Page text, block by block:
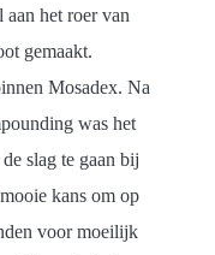
het roer van
gemaakt.
Mosadex. Na
was het
slag te gaan bij
kans om op
voor moeilijk